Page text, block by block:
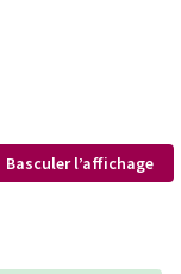
Basculer l’affichage